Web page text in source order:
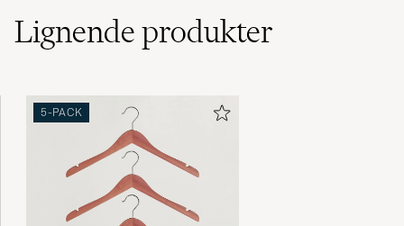
Lignendeprodukter
5-PACK